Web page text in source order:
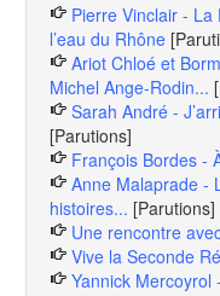
Pierre Vinclair -
l’eau du Rhône
Ariot Chloé et
Michel Ange-Rodin...
Sarah André -
[Parutions]
François Bordes -
Anne Malaprade -
histoires... [Parutions]
Une rencontre
Vive la Seconde
Yannick Mercoyrol